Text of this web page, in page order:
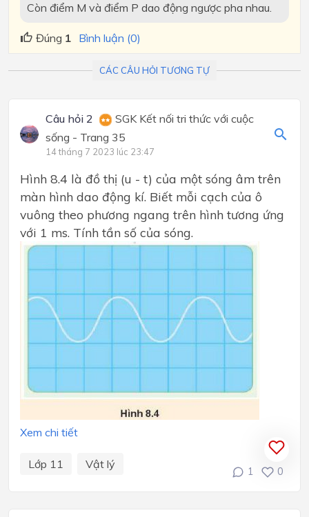
Còn điểm M và điểm P dao động ngược pha nhau.
Đúng 1 Bình luận (0)
CÁC CÂU HỎI TƯƠNG TỰ
Câu hỏi 2
SGK Kết nối tri thức với cuộc
sống - Trang 35
14 tháng 7 2023 lúc 23:47
Hình 8.4 là đồ thị (u - t) của một sóng âm trên
màn hình dao động kí. Biết mỗi cạch của ô
vuông theo phương ngang trên hình tương ứng
với 1 ms. Tính tần số của sóng.
Xem chi tiết
Lớp 11 Vật lý
1 0